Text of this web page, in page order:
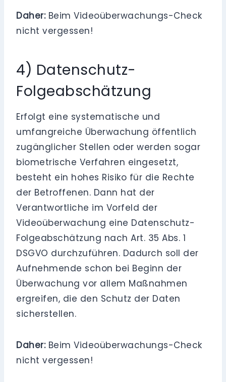
Daher:Beim Videoüberwachungs-Check
nicht vergessen!
4) Datenschutz-
Folgeabschätzung
Erfolgt eine systematische und
umfangreiche Überwachung öffentlich
zugänglicher Stellen oder werden sogar
biometrische Verfahren eingesetzt,
besteht ein hohes Risiko für die Rechte
der Betroffenen. Dann hat der
Verantwortliche im Vorfeld der
Videoüberwachung eine Datenschutz-
Folgeabschätzung nach Art. 35 Abs. 1
DSGVO durchzuführen. Dadurch soll der
Aufnehmende schon bei Beginn der
Überwachung vor allem Maßnahmen
ergreifen, die den Schutz der Daten
sicherstellen.
Daher:Beim Videoüberwachungs-Check
nicht vergessen!